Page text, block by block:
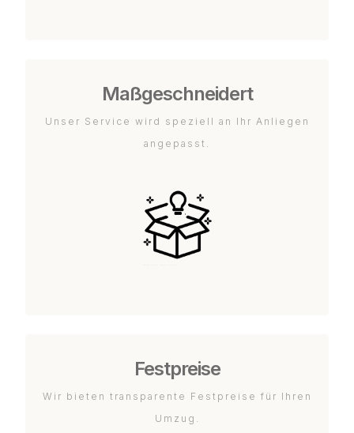
Maßgeschneidert
Unser Service wird speziell an Ihr Anliegen
angepasst.
Festpreise
Wir bieten transparente Festpreise für Ihren
Umzug.